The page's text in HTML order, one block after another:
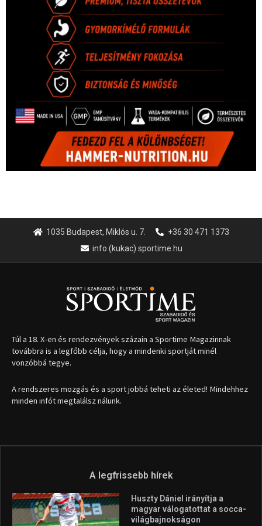
1035 Budapest, Miklós u. 7.
+36 30 471 1373
info (kukac) sportime.hu
Túl a 18. X-en és rendezvények százain a Sportime Magazinnak
továbbra is a legfőbb célja, hogy a mindenki sportját minél
vonzóbbá tegye.
A rendszeres mozgás és a sport jobbá teheti az életed! Mindehhez
minden infót megtalálsz nálunk.
A legfrissebb hírek
Huszty Dániel irányítja a
magyar válogatottat a socca-
világbajnokságon